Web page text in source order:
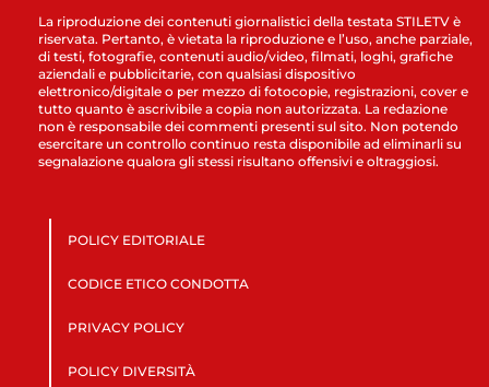
La riproduzione dei contenuti giornalistici della testata STILETV è
riservata. Pertanto, è vietata la riproduzione e l’uso, anche parziale,
di testi, fotografie, contenuti audio/video, filmati, loghi, grafiche
aziendali e pubblicitarie, con qualsiasi dispositivo
elettronico/digitale o per mezzo di fotocopie, registrazioni, cover e
tutto quanto è ascrivibile a copia non autorizzata. La redazione
non è responsabile dei commenti presenti sul sito. Non potendo
esercitare un controllo continuo resta disponibile ad eliminarli su
segnalazione qualora gli stessi risultano offensivi e oltraggiosi.
POLICY EDITORIALE
CODICE ETICO CONDOTTA
PRIVACY POLICY
POLICY DIVERSITÀ